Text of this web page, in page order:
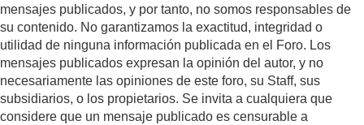
mensajes publicados, y por tanto, no somos responsables de
su contenido. No garantizamos la exactitud, integridad o
utilidad de ninguna información publicada en el Foro. Los
mensajes publicados expresan la opinión del autor, y no
necesariamente las opiniones de este foro, su Staff, sus
subsidiarios, o los propietarios. Se invita a cualquiera que
considere que un mensaje publicado es censurable a